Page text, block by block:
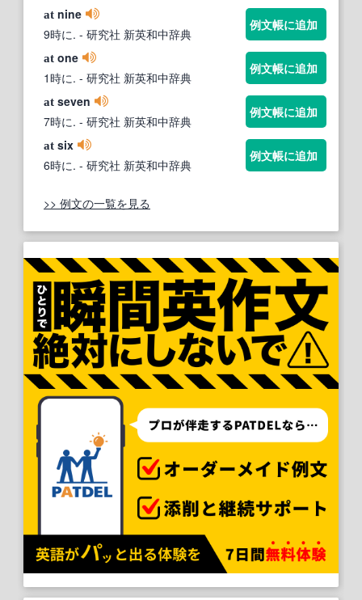
at nine
9時に. - 研究社 新英和中辞典
例文帳に追加
at one
1時に. - 研究社 新英和中辞典
例文帳に追加
at seven
7時に. - 研究社 新英和中辞典
例文帳に追加
at six
6時に. - 研究社 新英和中辞典
例文帳に追加
>> 例文の一覧を見る